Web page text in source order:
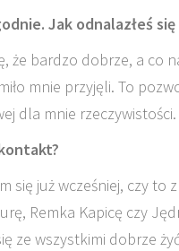
Jak odnalazłeś się
że bardzo dobrze, a
mnie przyjęli. To
dla mnie rzeczywistości.
się już wcześniej, czy
Remka Kapicę czy
ze wszystkimi dobrze